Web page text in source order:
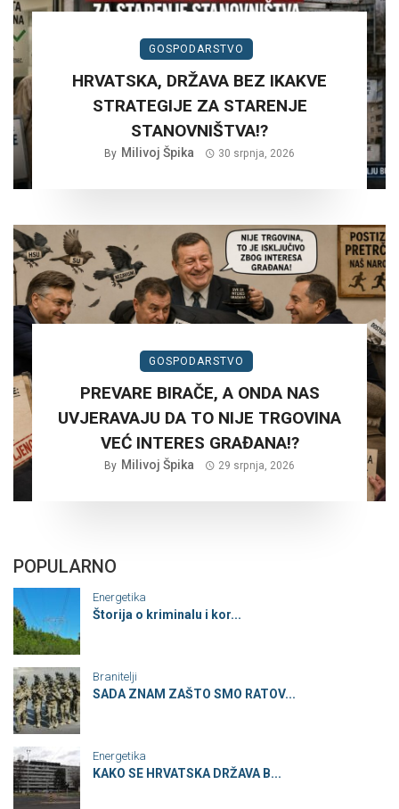
GOSPODARSTVO
HRVATSKA, DRŽAVA BEZ IKAKVE
STRATEGIJE ZA STARENJE
STANOVNIŠTVA!?
By Milivoj Špika 30 srpnja, 2026
GOSPODARSTVO
PREVARE BIRAČE, A ONDA NAS
UVJERAVAJU DA TO NIJE TRGOVINA
VEĆ INTERES GRAĐANA!?
By Milivoj Špika 29 srpnja, 2026
POPULARNO
Energetika
Štorija o kriminalu i kor...
Branitelji
SADA ZNAM ZAŠTO SMO RATOV...
Energetika
KAKO SE HRVATSKA DRŽAVA B...